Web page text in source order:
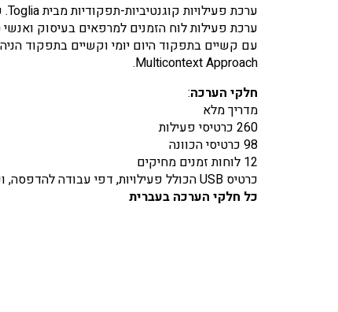
ערכת פעילויות קוגנטיביות-תפקודיות מבית Toglia. פעילויות מגוונות ומרתקות הכוללות שימוש בלוחות זמנים, רשימות וכרטיסי משימות.
עם קשיים בתפקוד היום יומי וקשיים בתפקוד
Multicontext Approach.
חלקי הערכה:
מדריך מלא
260 כרטיסי פעילות
98 כרטיסי הכוונה
12 לוחות זמנים מחיקים
כרטיס USB הכולל פעילויות, דפי עבודה להדפסה, ופעילויות אלטרנטיביות
כל חלקי הערכה בעברית